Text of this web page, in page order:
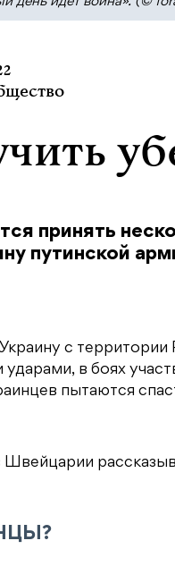
принять
путинской
с территории
в боях
пытаются
Швейцарии